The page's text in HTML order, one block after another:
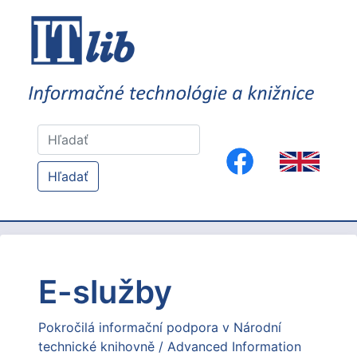
Hľadať
E-služby
Pokročilá informační podpora v Národní
technické knihovně / Advanced Information